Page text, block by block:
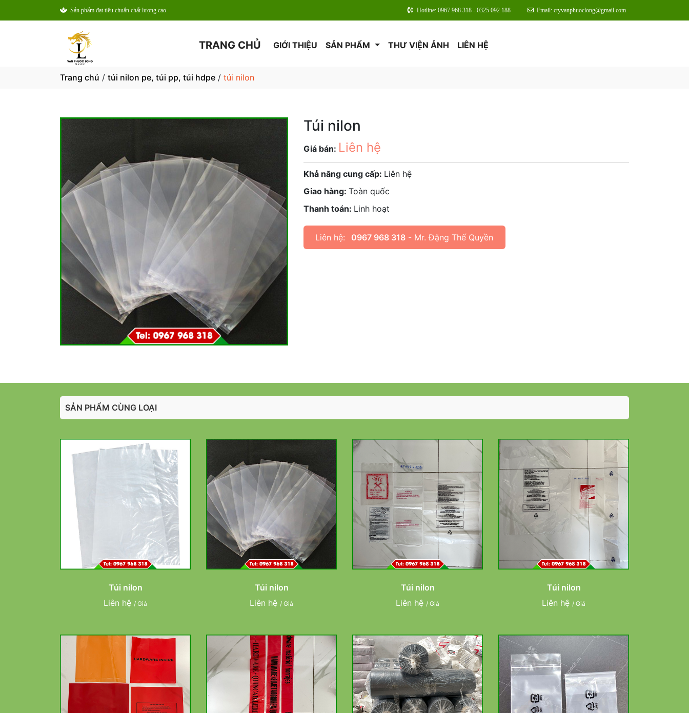
Sản phẩm đạt tiêu chuẩn chất lượng cao Hotline: 0967 968 318 - 0325 092 188 Email: ctyvanphuoclong@gmail.com
TRANG CHỦ GIỚI THIỆU SẢN PHẨM THƯ VIỆN ẢNH LIÊN HỆ
Trang chủ / túi nilon pe, túi pp, túi hdpe / túi nilon
Túi nilon
Giá bán: Liên hệ
Khả năng cung cấp: Liên hệ
Giao hàng: Toàn quốc
Thanh toán: Linh hoạt
Liên hệ: 0967 968 318 - Mr. Đặng Thế Quyền
SẢN PHẨM CÙNG LOẠI
Túi nilon
Liên hệ / Giá
Túi nilon
Liên hệ / Giá
Túi nilon
Liên hệ / Giá
Túi nilon
Liên hệ / Giá